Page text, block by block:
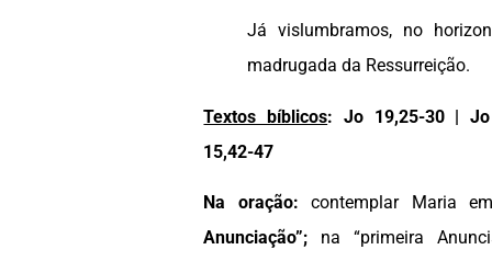
Já vislumbramos, no
madrugada da Ressurreição.
Textos bíblicos: Jo 19,25-30 |
15,42-47
Na oração: contemplar Maria
Anunciação”; na “primeira